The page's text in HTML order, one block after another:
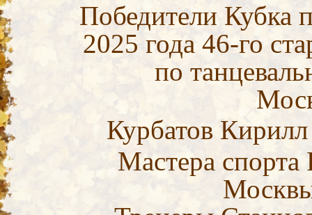
Победители
2025 года 46-го
по
Курбатов
Мастера